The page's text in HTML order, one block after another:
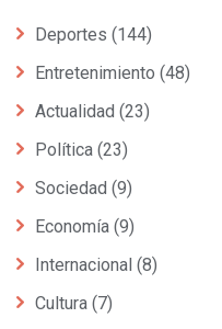
Deportes (144)
Entretenimiento (48)
Actualidad (23)
Política (23)
Sociedad (9)
Economía (9)
Internacional (8)
Cultura (7)